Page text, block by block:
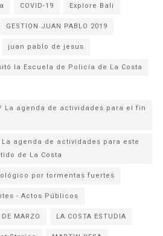
COVID-19
Explore Bali
GESTION JUAN PABLO 2019
juan pablo de jesus
/ La agenda de actividades para el fin
La agenda de actividades para este
de La Costa
por tormentas fuertes
- Actos Públicos
MARZO
LA COSTA ESTUDIA